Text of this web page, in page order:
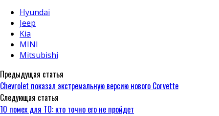
Hyundai
Jeep
Kia
MINI
Mitsubishi
Предыдущая статья
Chevrolet показал экстремальную версию нового Corvette
Следующая статья
10 помех для ТО: кто точно его не пройдет